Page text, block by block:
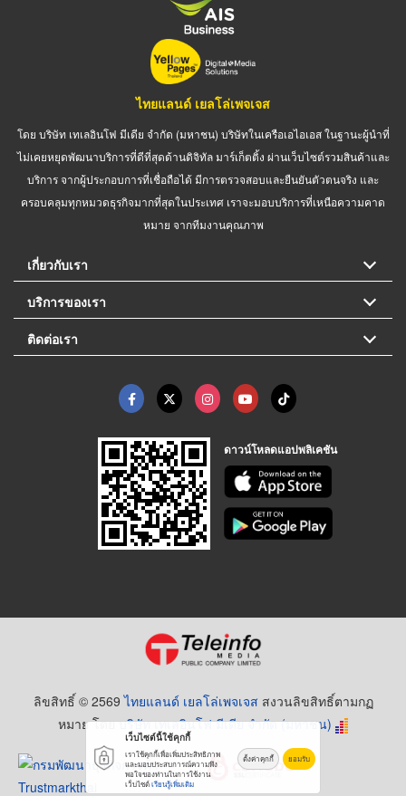
ไทยแลนด์ เยลโล่เพจเจส
โดย บริษัท เทเลอินโฟ มีเดีย จำกัด (มหาชน) บริษัทในเครือเอไอเอส ในฐานะผู้นำที่
ไม่เคยหยุดพัฒนาบริการที่ดีที่สุดด้านดิจิทัล มาร์เก็ตติ้ง ผ่านเว็บไซต์รวมสินค้าและ
บริการ จากผู้ประกอบการที่เชื่อถือได้ มีการตรวจสอบและยืนยันตัวตนจริง และ
ครอบคลุมทุกหมวดธุรกิจมากที่สุดในประเทศ เราจะมอบบริการที่เหนือความคาด
หมาย จากทีมงานคุณภาพ
เกี่ยวกับเรา
บริการของเรา
ติดต่อเรา
ดาวน์โหลดแอปพลิเคชัน
ลิขสิทธิ์ © 2569ไทยแลนด์ เยลโล่เพจเจส สงวนลิขสิทธิ์ตามกฏ
หมาย โดยบริษัท เทเลอินโฟ มีเดีย จำกัด (มหาชน)
เว็บไซต์นี้ใช้คุกกี้
เราใช้คุกกี้เพื่อเพิ่มประสิทธิภาพ
และมอบประสบการณ์ความพึง
พอใจของท่านในการใช้งาน
เว็บไซต์เรียนรู้เพิ่มเติม
ตั้งค่าคุกกี้ ยอมรับ